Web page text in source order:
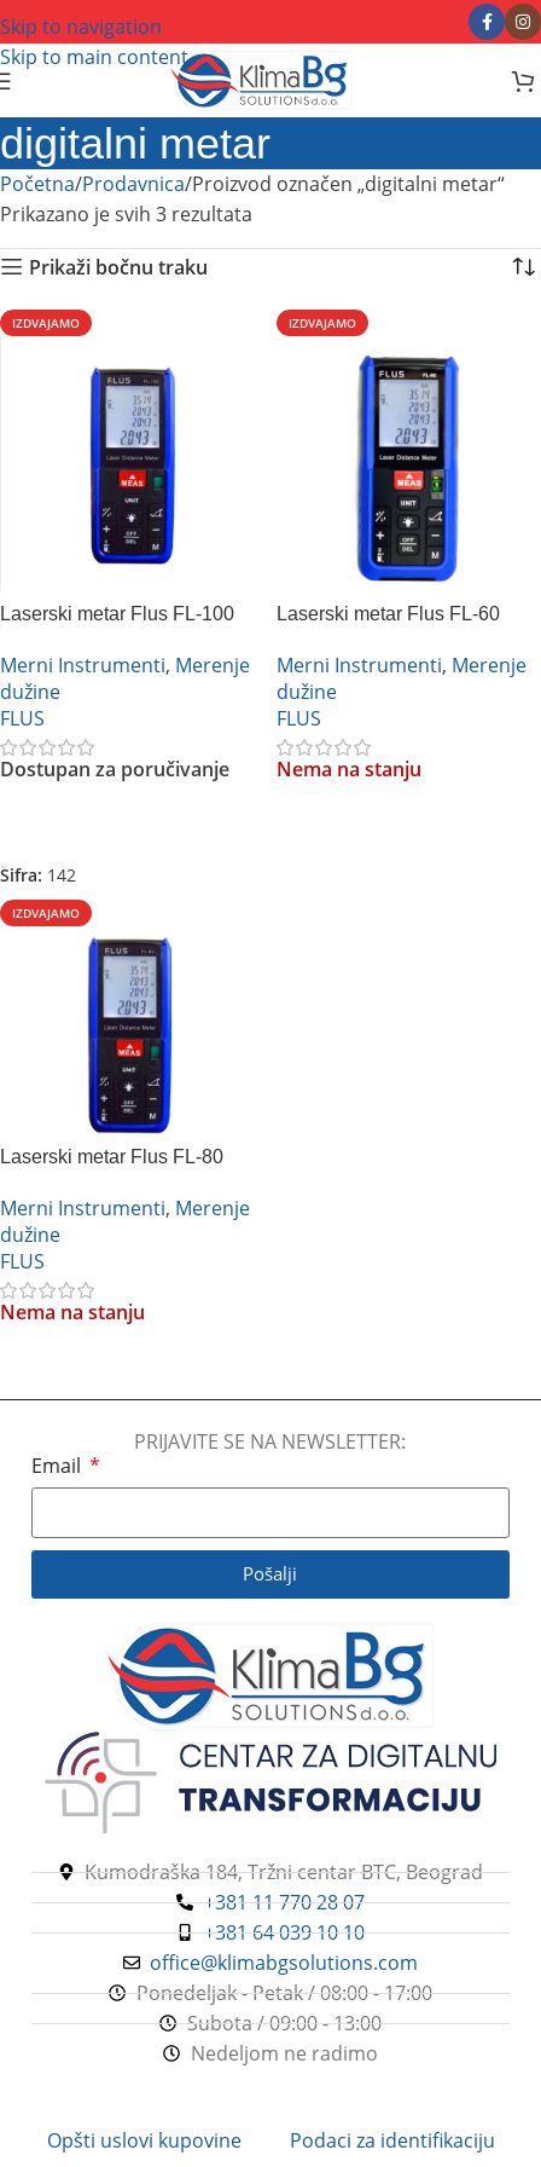
Skip to navigation
Skip to main content
digitalni metar
Početna Prodavnica Proizvod označen „digitalni metar“
Prikazano je svih 3 rezultata
Prikaži bočnu traku
IZDVAJAMO
Laserski metar Flus FL-100
Merni Instrumenti, Merenje
dužine
FLUS
Dostupan za poručivanje
Šifra: 142
IZDVAJAMO
Laserski metar Flus FL-60
Merni Instrumenti, Merenje
dužine
FLUS
Nema na stanju
IZDVAJAMO
Laserski metar Flus FL-80
Merni Instrumenti, Merenje
dužine
FLUS
Nema na stanju
PRIJAVITE SE NA NEWSLETTER:
Email
Pošalji
Kumodraška 184, Tržni centar BTC, Beograd
+381 11 770 28 07
+381 64 039 10 10
office@klimabgsolutions.com
Ponedeljak - Petak / 08:00 - 17:00
Subota / 09:00 - 13:00
Nedeljom ne radimo
Opšti uslovi kupovine Podaci za identifikaciju